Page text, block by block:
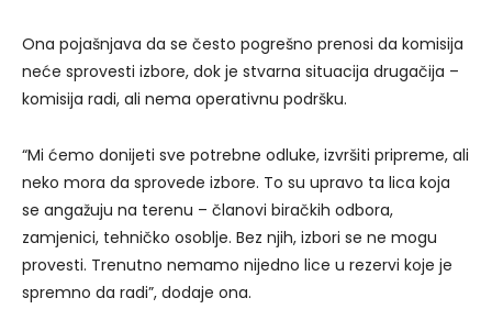
Ona pojašnjava da se često pogrešno prenosi da komisija
neće sprovesti izbore, dok je stvarna situacija drugačija –
komisija radi, ali nema operativnu podršku.
“Mi ćemo donijeti sve potrebne odluke, izvršiti pripreme, ali
neko mora da sprovede izbore. To su upravo ta lica koja
se angažuju na terenu – članovi biračkih odbora,
zamjenici, tehničko osoblje. Bez njih, izbori se ne mogu
provesti. Trenutno nemamo nijedno lice u rezervi koje je
spremno da radi”, dodaje ona.